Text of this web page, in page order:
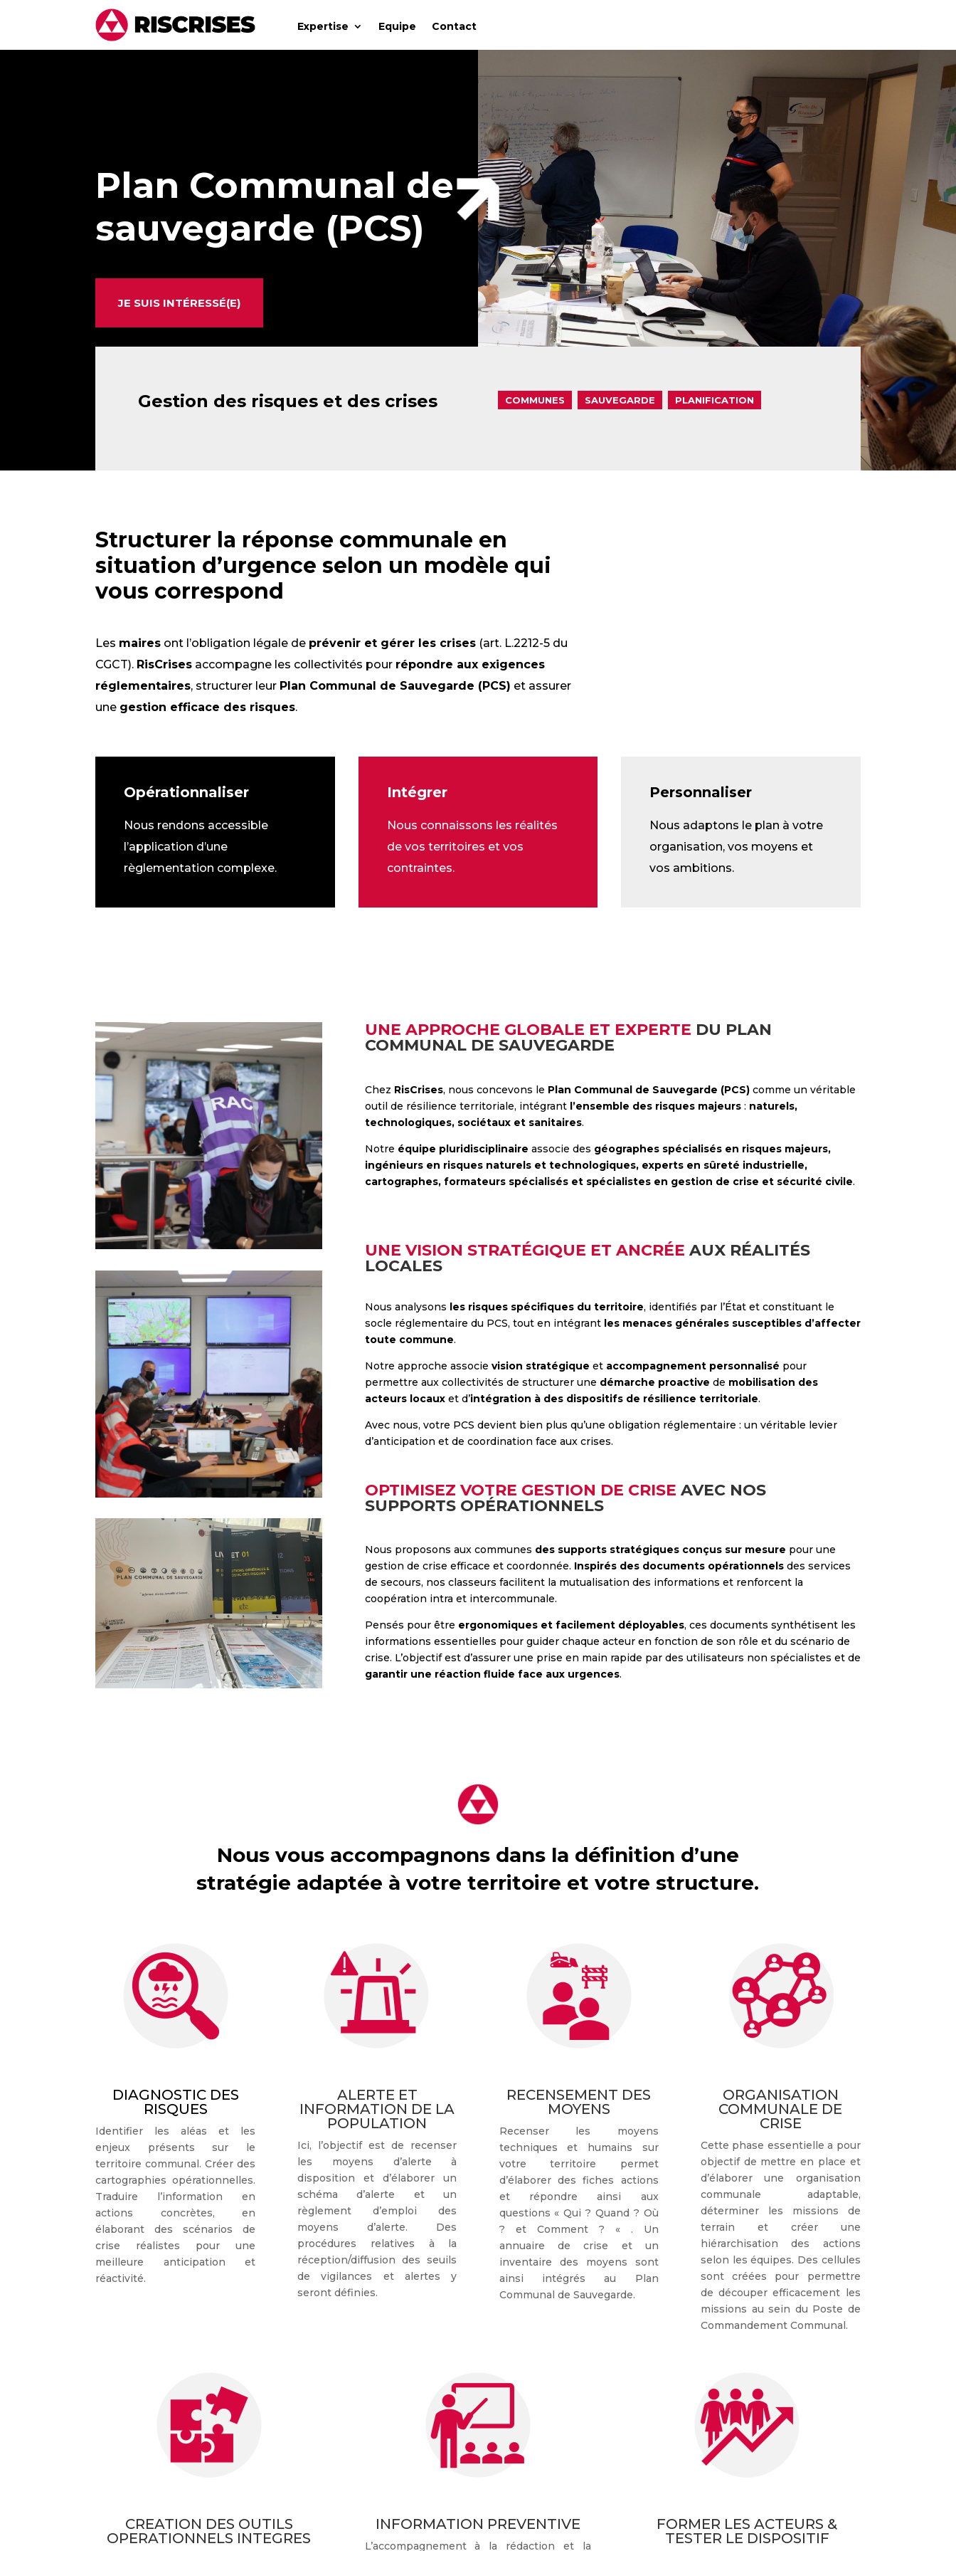
Expertise Equipe Contact
Plan Communal de
sauvegarde (PCS)
JE SUIS INTÉRESSÉ(E)
Gestion des risques et des crises COMMUNES SAUVEGARDE PLANIFICATION
Structurer la réponse communale en
situation d’urgence selon un modèle qui
vous correspond
Les maires ont l’obligation légale de prévenir et gérer les crises (art. L.2212-5 du
CGCT). RisCrises accompagne les collectivités pour répondre aux exigences
réglementaires, structurer leur Plan Communal de Sauvegarde (PCS) et assurer
une gestion efficace des risques.
Opérationnaliser
Nous rendons accessible
l’application d’une
règlementation complexe.
Intégrer
Nous connaissons les réalités
de vos territoires et vos
contraintes.
Personnaliser
Nous adaptons le plan à votre
organisation, vos moyens et
vos ambitions.
UNE APPROCHE GLOBALE ET EXPERTE DU PLAN
COMMUNAL DE SAUVEGARDE
Chez RisCrises, nous concevons le Plan Communal de Sauvegarde (PCS)comme un véritable
outil de résilience territoriale, intégrant l’ensemble des risques majeurs: naturels,
technologiques, sociétaux et sanitaires.
Notre équipe pluridisciplinaire associe des géographes spécialisés en risques majeurs,
ingénieurs en risques naturels et technologiques, experts en sûreté industrielle,
cartographes, formateurs spécialisés et spécialistes en gestion de crise et sécurité civile.
UNE VISION STRATÉGIQUE ET ANCRÉE AUX RÉALITÉS
LOCALES
Nous analysons les risques spécifiques du territoire, identifiés par l’État et constituant le
socle réglementaire du PCS, tout en intégrant les menaces générales susceptibles d’affecter
toute commune.
Notre approche associe vision stratégique et accompagnement personnalisé pour
permettre aux collectivités de structurer une démarche proactive de mobilisation des
acteurs locauxet d’intégration à des dispositifs de résilience territoriale.
Avec nous, votre PCS devient bien plus qu’une obligation réglementaire : un véritable levier
d’anticipation et de coordination face aux crises.
OPTIMISEZ VOTRE GESTION DE CRISE AVEC NOS
SUPPORTS OPÉRATIONNELS
Nous proposons aux communes des supports stratégiques conçus sur mesure pour une
gestion de crise efficace et coordonnée. Inspirés des documents opérationnelsdes services
de secours, nos classeurs facilitent la mutualisation des informations et renforcent la
coopération intra et intercommunale.
Pensés pour être ergonomiques et facilement déployables, ces documents synthétisent les
informations essentielles pour guider chaque acteur en fonction de son rôle et du scénario de
crise. L’objectif est d’assurer une prise en main rapide par des utilisateurs non spécialistes et de
garantir une réaction fluide face aux urgences.
Nous vous accompagnons dans la définition d’une
stratégie adaptée à votre territoire et votre structure.
DIAGNOSTIC DES
RISQUES
Identifier les aléas et les
enjeux présents sur le
territoire communal. Créer des
cartographies opérationnelles.
Traduire l’information en
actions concrètes, en
élaborant des scénarios de
crise réalistes pour une
meilleure anticipation et
réactivité.
ALERTE ET
INFORMATION DE LA
POPULATION
Ici, l’objectif est de recenser
les moyens d’alerte à
disposition et d’élaborer un
schéma d’alerte et un
règlement d’emploi des
moyens d’alerte. Des
procédures relatives à la
réception/diffusion des seuils
de vigilances et alertes y
seront définies.
RECENSEMENT DES
MOYENS
Recenser les moyens
techniques et humains sur
votre territoire permet
d’élaborer des fiches actions
et répondre ainsi aux
questions « Qui ? Quand ? Où
? et Comment ? « . Un
annuaire de crise et un
inventaire des moyens sont
ainsi intégrés au Plan
Communal de Sauvegarde.
ORGANISATION
COMMUNALE DE
CRISE
Cette phase essentielle a pour
objectif de mettre en place et
d’élaborer une organisation
communale adaptable,
déterminer les missions de
terrain et créer une
hiérarchisation des actions
selon les équipes. Des cellules
sont créées pour permettre
de découper efficacement les
missions au sein du Poste de
Commandement Communal.
CREATION DES OUTILS
OPERATIONNELS INTEGRES
INFORMATION PREVENTIVE
L’accompagnement à la rédaction et la
FORMER LES ACTEURS &
TESTER LE DISPOSITIF